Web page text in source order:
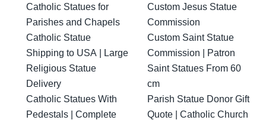
Catholic Statues for
Parishes and Chapels
Catholic Statue
Shipping to USA | Large
Religious Statue
Delivery
Catholic Statues With
Pedestals | Complete
Custom Jesus Statue
Commission
Custom Saint Statue
Commission | Patron
Saint Statues From 60
cm
Parish Statue Donor Gift
Quote | Catholic Church